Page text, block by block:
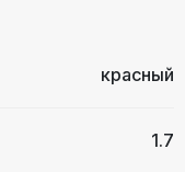
красный
1.7